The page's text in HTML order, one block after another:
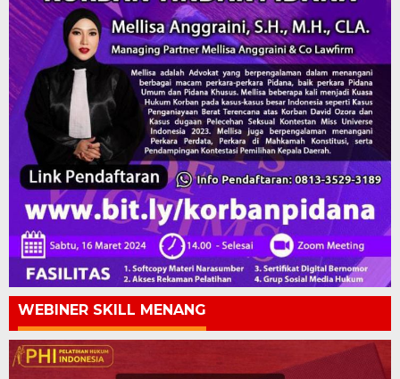
WEBINER SKILL MENANG